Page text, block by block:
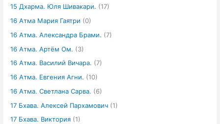
15 Дхарма. Юля Шивакари. (17)
16 Атма Мария Гаятри (0)
16 Атма. Александра Брами. (7)
16 Атма. Артём Ом. (3)
16 Атма. Василий Вичара. (7)
16 Атма. Евгения Агни. (10)
16 Атма. Светлана Сарва. (6)
17 Бхава. Алексей Пархамович (1)
17 Бхава. Виктория (1)